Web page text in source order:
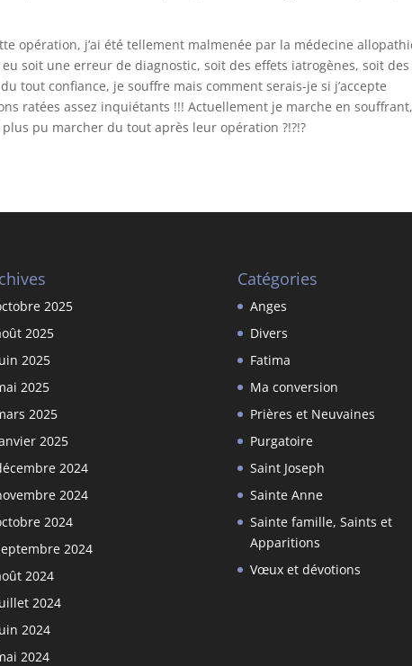
opération, j’ai été tellement malmenée par la médecine
soit une erreur de diagnostic, soit des effets iatrogènes, soit des
tout confiance, je souffre mais comment serais-je si j’accepte
ratées assez inquiétants !!! Actuellement je marche en souffrant,
pu marcher du tout après leur opération ?!?!?
2025
2025
2025
2025
2025
2025
2024
2024
2024
2024
2024
2024
2024
2024
Catégories
Anges
Divers
Fatima
Ma conversion
Prières et Neuvaines
Purgatoire
Saint Joseph
Sainte Anne
Sainte famille, Saints et
Apparitions
Vœux et dévotions